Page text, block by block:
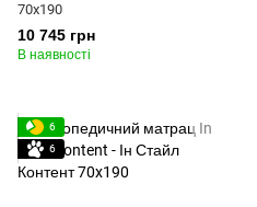
70x190
10 745 грн
В наявності
6
6